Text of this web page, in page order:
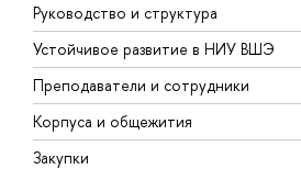
Руководство и структура
Устойчивое развитие в НИУ ВШЭ
Преподаватели и сотрудники
Корпуса и общежития
Закупки